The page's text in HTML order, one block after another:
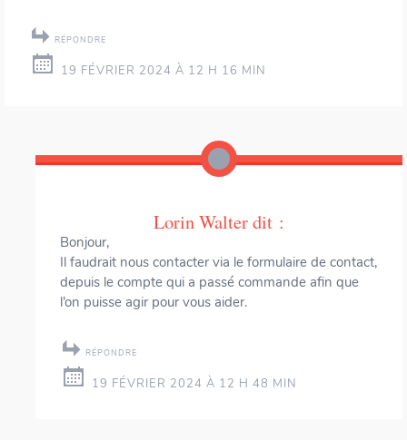
RÉPONDRE
19 FÉVRIER 2024 À 12 H 16 MIN
Lorin Walterdit :
Bonjour,
Il faudrait nous contacter via le formulaire de contact,
depuis le compte qui a passé commande afin que
l’on puisse agir pour vous aider.
RÉPONDRE
19 FÉVRIER 2024 À 12 H 48 MIN